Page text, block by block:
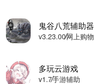
鬼谷八荒辅助器
v3.23.00网上购物
多玩云游戏
v1.7手游辅助